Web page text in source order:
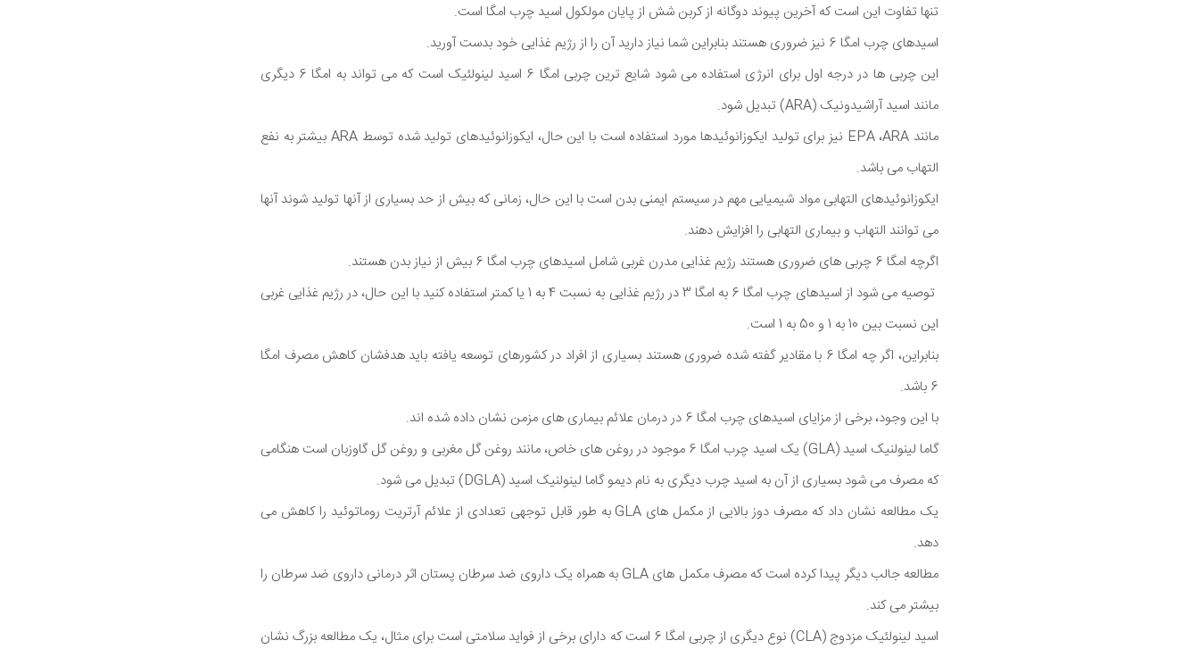
تنها تفاوت این است که آخرین پیوند دوگانه از کربن شش از پایان مولکول اسید چرب امگا است.
اسیدهای چرب امگا 6 نیز ضروری هستند بنابراین شما نیاز دارید آن را از رژیم غذایی خود بدست آورید.
این چربی ها در درجه اول برای انرژی استفاده می شود شایع ترین چربی امگا 6 اسید لینولئیک است که می تواند به امگا 6 دیگری
مانند اسید آراشیدونیک (ARA) تبدیل شود.
مانند EPA ،ARA نیز برای تولید ایکوزانوئیدها مورد استفاده است با این حال، ایکوزانوئیدهای تولید شده توسط ARA بیشتر به نفع
التهاب می باشد.
ایکوزانوئیدهای التهابی مواد شیمیایی مهم در سیستم ایمنی بدن است با این حال، زمانی که بیش از حد بسیاری از آنها تولید شوند آنها
می توانند التهاب و بیماری التهابی را افزایش دهند.
اگرچه امگا 6 چربی های ضروری هستند رژیم غذایی مدرن غربی شامل اسیدهای چرب امگا 6 بیش از نیاز بدن هستند.
توصیه می شود از اسیدهای چرب امگا 6 به امگا 3 در رژیم غذایی به نسبت 4 به 1 یا کمتر استفاده کنید با این حال، در رژیم غذایی غربی
این نسبت بین 10 به 1 و 50 به 1 است.
بنابراین، اگر چه امگا 6 با مقادیر گفته شده ضروری هستند بسیاری از افراد در کشورهای توسعه یافته باید هدفشان کاهش مصرف امگا
6 باشد.
با این وجود، برخی از مزایای اسیدهای چرب امگا 6 در درمان علائم بیماری های مزمن نشان داده شده اند.
گاما لینولنیک اسید (GLA) یک اسید چرب امگا 6 موجود در روغن های خاص، مانند روغن گل مغربی و روغن گل گاوزبان است هنگامی
که مصرف می شود بسیاری از آن به اسید چرب دیگری به نام دیمو گاما لینولنیک اسید (DGLA) تبدیل می شود.
یک مطالعه نشان داد که مصرف دوز بالایی از مکمل های GLA به طور قابل توجهی تعدادی از علائم آرتریت روماتوئید را کاهش می
دهد.
مطالعه جالب دیگر پیدا کرده است که مصرف مکمل های GLA به همراه یک داروی ضد سرطان پستان اثر درمانی داروی ضد سرطان را
بیشتر می کند.
اسید لینولئیک مزدوج (CLA) نوع دیگری از چربی امگا 6 است که دارای برخی از فواید سلامتی است برای مثال، یک مطالعه بزرگ نشان